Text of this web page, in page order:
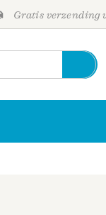
Gratis verzending